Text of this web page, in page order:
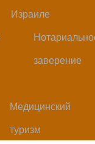
Израиле
заверение
Медицинский
туризм